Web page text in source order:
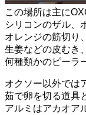
この場所は主に
シリコンのザル、
オレンジの筋切り
生姜などの皮むき
何種類かのピーラ
オクソー以外では
茹で卵を切る道具
アルミはアカオア